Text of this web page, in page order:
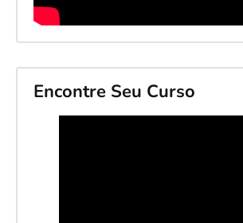
Encontre Seu Curso